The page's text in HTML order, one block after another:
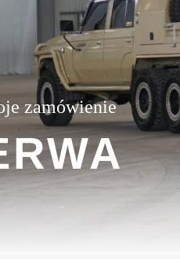
zamówienie